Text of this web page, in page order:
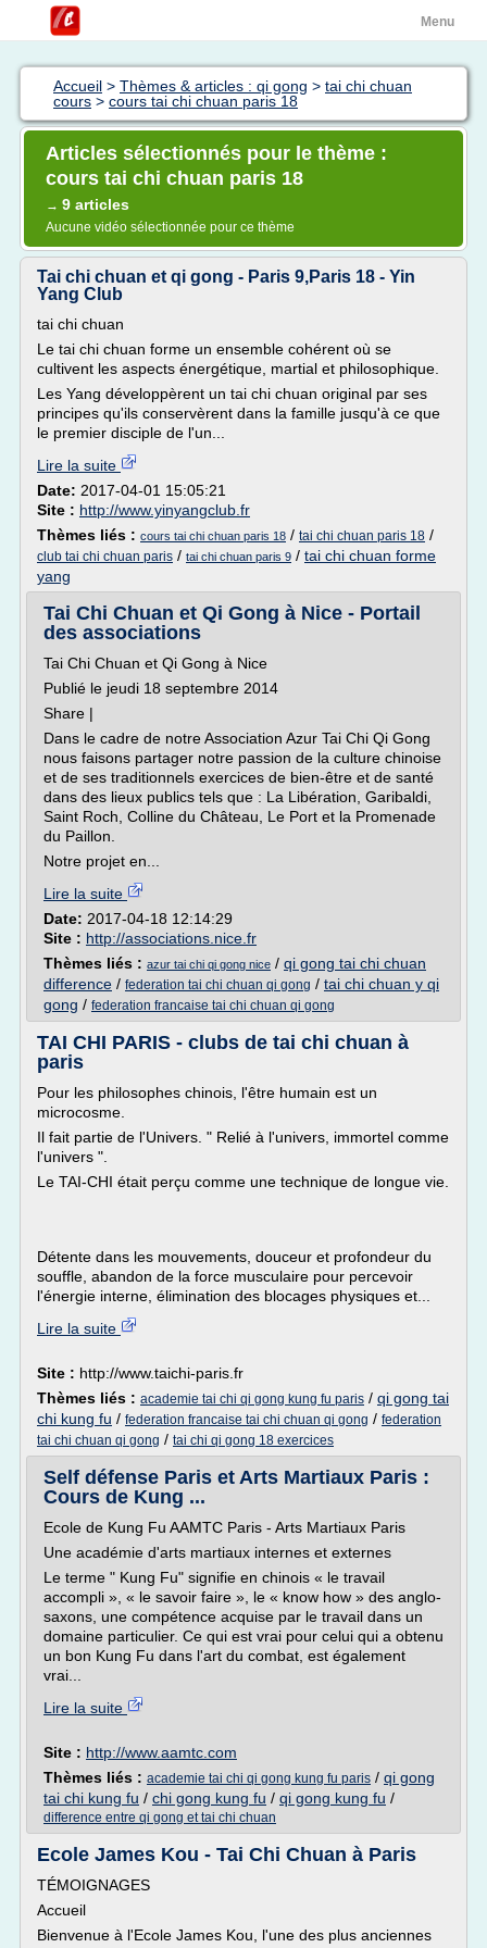
Menu
Accueil > Thèmes & articles : qi gong > tai chi chuan
cours > cours tai chi chuan paris 18
Articles sélectionnés pour le thème :
cours tai chi chuan paris 18
→ 9 articles
Aucune vidéo sélectionnée pour ce thème
Tai chi chuan et qi gong - Paris 9,Paris 18 - Yin
Yang Club
tai chi chuan
Le tai chi chuan forme un ensemble cohérent où se
cultivent les aspects énergétique, martial et philosophique.
Les Yang développèrent un tai chi chuan original par ses
principes qu'ils conservèrent dans la famille jusqu'à ce que
le premier disciple de l'un...
Lire la suite
Date: 2017-04-01 15:05:21
Site : http://www.yinyangclub.fr
Thèmes liés : cours tai chi chuan paris 18 / tai chi chuan paris 18 /
club tai chi chuan paris / tai chi chuan paris 9 / tai chi chuan forme
yang
Tai Chi Chuan et Qi Gong à Nice - Portail
des associations
Tai Chi Chuan et Qi Gong à Nice
Publié le jeudi 18 septembre 2014
Share |
Dans le cadre de notre Association Azur Tai Chi Qi Gong
nous faisons partager notre passion de la culture chinoise
et de ses traditionnels exercices de bien-être et de santé
dans des lieux publics tels que : La Libération, Garibaldi,
Saint Roch, Colline du Château, Le Port et la Promenade
du Paillon.
Notre projet en...
Lire la suite
Date: 2017-04-18 12:14:29
Site : http://associations.nice.fr
Thèmes liés : azur tai chi qi gong nice / qi gong tai chi chuan
difference / federation tai chi chuan qi gong / tai chi chuan y qi
gong / federation francaise tai chi chuan qi gong
TAI CHI PARIS - clubs de tai chi chuan à
paris
Pour les philosophes chinois, l'être humain est un
microcosme.
Il fait partie de l'Univers. " Relié à l'univers, immortel comme
l'univers ".
Le TAI-CHI était perçu comme une technique de longue vie.
Détente dans les mouvements, douceur et profondeur du
souffle, abandon de la force musculaire pour percevoir
l'énergie interne, élimination des blocages physiques et...
Lire la suite
Site : http://www.taichi-paris.fr
Thèmes liés : academie tai chi qi gong kung fu paris / qi gong tai
chi kung fu / federation francaise tai chi chuan qi gong / federation
tai chi chuan qi gong / tai chi qi gong 18 exercices
Self défense Paris et Arts Martiaux Paris :
Cours de Kung ...
Ecole de Kung Fu AAMTC Paris - Arts Martiaux Paris
Une académie d'arts martiaux internes et externes
Le terme " Kung Fu" signifie en chinois « le travail
accompli », « le savoir faire », le « know how » des anglo-
saxons, une compétence acquise par le travail dans un
domaine particulier. Ce qui est vrai pour celui qui a obtenu
un bon Kung Fu dans l'art du combat, est également
vrai...
Lire la suite
Site : http://www.aamtc.com
Thèmes liés : academie tai chi qi gong kung fu paris / qi gong
tai chi kung fu / chi gong kung fu / qi gong kung fu /
difference entre qi gong et tai chi chuan
Ecole James Kou - Tai Chi Chuan à Paris
TÉMOIGNAGES
Accueil
Bienvenue à l'Ecole James Kou, l'une des plus anciennes